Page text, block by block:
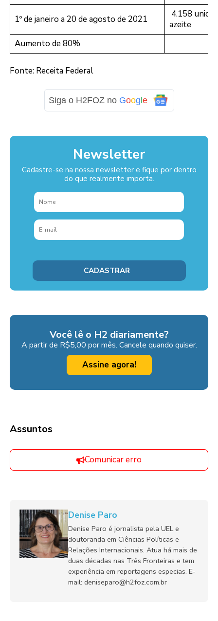
1º de janeiro a 20 de agosto de 2021
4.158
azeite
Aumento de 80%
Fonte: Receita Federal
Siga o H2FOZ no Google
Newsletter
Cadastre-se na nossa newsletter e fique por dentro
do que realmente importa.
Você lê o H2 diariamente?
A partir de R$5,00 por mês. Cancele quando quiser.
Assine agora!
Assuntos
Comunicar erro
Denise Paro
Denise Paro é jornalista pela UEL e
doutoranda em Ciências Políticas e
Relações Internacionais. Atua há mais de
duas décadas nas Três Fronteiras e tem
experiência em reportagens especias. E-
mail: deniseparo@h2foz.com.br